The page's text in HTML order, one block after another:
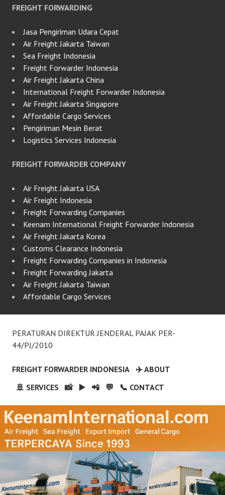
FREIGHT FORWARDING
Jasa Pengiriman Udara Cepat
Air Freight Jakarta Taiwan
Sea Freight Indonesia
Freight Forwarder Indonesia
Air Freight Jakarta China
International Freight Forwarder Indonesia
Air Freight Jakarta Singapore
Affordable Cargo Services
Pengiriman Mesin Berat
Logistics Services Indonesia
FREIGHT FORWARDER COMPANY
Air Freight Jakarta USA
Air Freight Indonesia
Freight Forwarding Companies
Keenam International Freight Forwarder Indonesia
Air Freight Jakarta Korea
Customs Clearance Indonesia
Freight Forwarding Companies in Indonesia
Freight Forwarding Jakarta
Air Freight Jakarta Taiwan
Affordable Cargo Services
PERATURAN DIREKTUR JENDERAL PAJAK PER-
44/PJ/2010
FREIGHT FORWARDER INDONESIA
✈️ ABOUT
🚢 SERVICES
📸 ▶️ 📲 💬 📞 CONTACT